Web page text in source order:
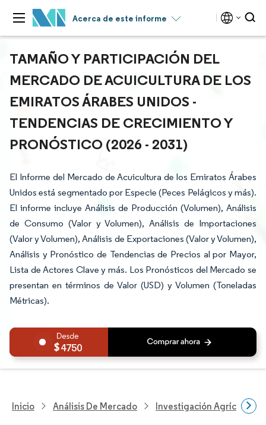
Acerca de este informe
TAMAÑO Y PARTICIPACIÓN DEL
MERCADO DE ACUICULTURA DE LOS
EMIRATOS ÁRABES UNIDOS -
TENDENCIAS DE CRECIMIENTO Y
PRONÓSTICO (2026 - 2031)
El Informe del Mercado de Acuicultura de los Emiratos Árabes
Unidos está segmentado por Especie (Peces Pelágicos y más).
El informe incluye Análisis de Producción (Volumen), Análisis
de Consumo (Valor y Volumen), Análisis de Importaciones
(Valor y Volumen), Análisis de Exportaciones (Valor y Volumen),
Análisis y Pronóstico de Tendencias de Precios al por Mayor,
Lista de Actores Clave y más. Los Pronósticos del Mercado se
presentan en términos de Valor (USD) y Volumen (Toneladas
Métricas).
4750
Inicio Análisis De Mercado Investigación Agrícola